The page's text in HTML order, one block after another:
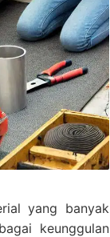
yang banyak
keunggulan